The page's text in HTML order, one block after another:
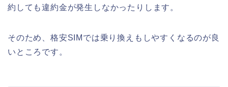
約しても違約金が発生しなかったりします。
そのため、格安SIM では乗り換えもしやすくなるのが良
いところです 。